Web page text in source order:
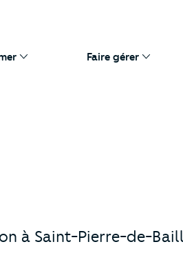
Faire gérer
à Saint-Pierre-de-